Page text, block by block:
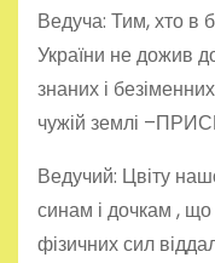
Ведуча: Тим, хто в
України не дожив
знаних і
чужій землі
Ведучий: Цвіту
синам і дочкам , що
фізичних сил